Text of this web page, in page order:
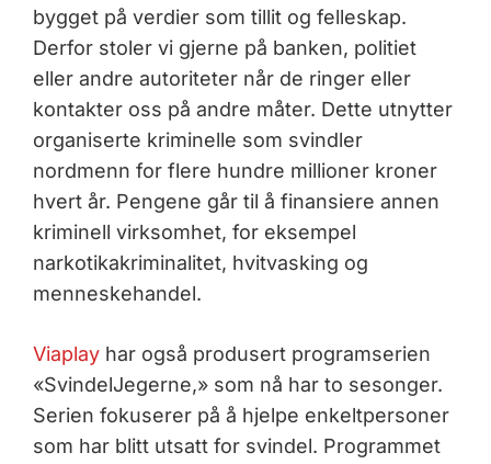
bygget på verdier som tillit og felleskap.
Derfor stoler vi gjerne på banken, politiet
eller andre autoriteter når de ringer eller
kontakter oss på andre måter. Dette utnytter
organiserte kriminelle som svindler
nordmenn for flere hundre millioner kroner
hvert år. Pengene går til å finansiere annen
kriminell virksomhet, for eksempel
narkotikakriminalitet, hvitvasking og
menneskehandel.
Viaplay har også produsert programserien
«SvindelJegerne,» som nå har to sesonger.
Serien fokuserer på å hjelpe enkeltpersoner
som har blitt utsatt for svindel. Programmet